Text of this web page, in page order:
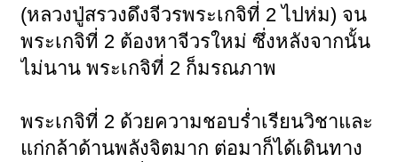
(หลวงปู่สรวงดึงจีวรพระเกจิที่ 2 ไปห่ม) จน
พระเกจิที่ 2 ต้องหาจีวรใหม่ ซึ่งหลังจากนั้น
ไม่นาน พระเกจิที่ 2 ก็มรณภาพ
พระเกจิที่ 2 ด้วยความชอบร่ำเรียนวิชาและ
แก่กล้าด้านพลังจิตมาก ต่อมาก็ได้เดินทาง